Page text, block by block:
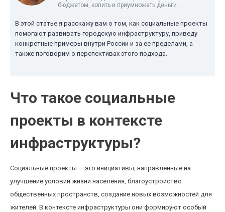
бюджетом, копить и приумножать деньги
В этой статье я расскажу вам о том, как социальные проекты
помогают развивать городскую инфраструктуру, приведу
конкретные примеры внутри России и за ее пределами, а
также поговорим о перспективах этого подхода.
Что такое социальные
проекты в контексте
инфраструктуры?
Социальные проекты — это инициативы, направленные на
улучшение условий жизни населения, благоустройство
общественных пространств, создание новых возможностей для
жителей. В контексте инфраструктуры они формируют особый